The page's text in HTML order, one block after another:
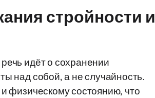
стройности и
идёт о сохранении
над собой, а не случайность.
физическому состоянию, что